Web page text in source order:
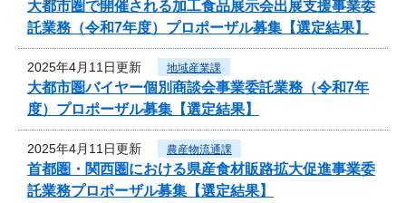
大都市圏で開催される加工食品展示会出展支援事業委
託業務（令和7年度）プロポーザル募集【選定結果】
2025年4月11日更新 地域産業課
大都市圏バイヤー個別商談会事業委託業務（令和7年
度）プロポーザル募集【選定結果】
2025年4月11日更新 農産物流通課
首都圏・関西圏における県産食材販路拡大促進事業委
託業務プロポーザル募集【選定結果】